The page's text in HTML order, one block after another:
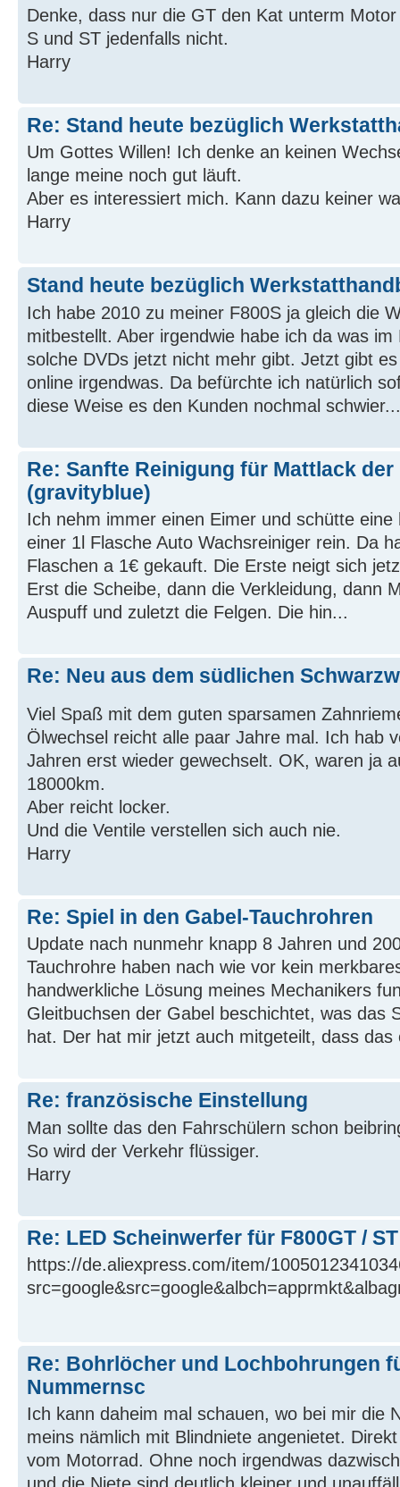
Denke, dass nur die GT den Kat unterm
S und ST jedenfalls nicht.
Harry
Re: Stand heute bezüglich
Um Gottes Willen! Ich denke an keinen
lange meine noch gut läuft.
Aber es interessiert mich. Kann dazu keiner
Harry
Stand heute bezüglich
Ich habe 2010 zu meiner F800S ja gleich die
mitbestellt. Aber irgendwie habe ich da was
solche DVDs jetzt nicht mehr gibt. Jetzt gibt
online irgendwas. Da befürchte ich natürlich
diese Weise es den Kunden nochmal schwier...
Re: Sanfte Reinigung für Mattlack der
(gravityblue)
Ich nehm immer einen Eimer und schütte eine
einer 1l Flasche Auto Wachsreiniger rein. Da
Flaschen a 1€ gekauft. Die Erste neigt sich
Erst die Scheibe, dann die Verkleidung, dann
Auspuff und zuletzt die Felgen. Die hin...
Re: Neu aus dem südlichen
Viel Spaß mit dem guten sparsamen
Ölwechsel reicht alle paar Jahre mal. Ich hab
Jahren erst wieder gewechselt. OK, waren ja
18000km.
Aber reicht locker.
Und die Ventile verstellen sich auch nie.
Harry
Re: Spiel in den Gabel-Tauchrohren
Update nach nunmehr knapp 8 Jahren und
Tauchrohre haben nach wie vor kein
handwerkliche Lösung meines Mechanikers
Gleitbuchsen der Gabel beschichtet, was das
hat. Der hat mir jetzt auch mitgeteilt, dass das
Re: französische Einstellung
Man sollte das den Fahrschülern schon
So wird der Verkehr flüssiger.
Harry
Re: LED Scheinwerfer für F800GT / ST
https://de.aliexpress.com/item/
Re: Bohrlöcher und Lochbohrungen
Nummernsc
Ich kann daheim mal schauen, wo bei mir die
meins nämlich mit Blindniete angenietet.
vom Motorrad. Ohne noch irgendwas